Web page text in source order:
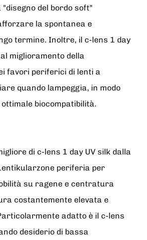
"disegno del bordo soft"
la spontanea e
termine. Inoltre, il c-lens 1 day
miglioramento della
favori periferici di lenti a
quando lampeggia, in modo
biocompatibilità.
di c-lens 1 day UV silk dalla
periferia per
su ragene e centratura
costantemente elevata e
adatto è il c-lens
desiderio di bassa